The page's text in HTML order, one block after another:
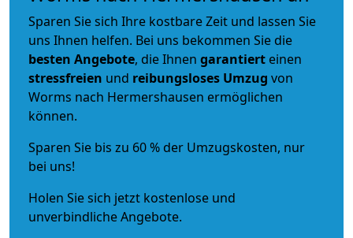
Sparen Sie sich Ihre kostbare Zeit und lassen Sie
uns Ihnen helfen. Bei uns bekommen Sie die
besten Angebote, die Ihnen garantiert einen
stressfreien und reibungsloses Umzug von
Worms nach Hermershausen ermöglichen
können.
Sparen Sie bis zu 60 % der Umzugskosten, nur
bei uns!
Holen Sie sich jetzt kostenlose und
unverbindliche Angebote.